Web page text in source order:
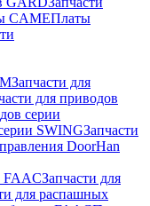
CAMEПлаты
Запчасти для
для приводов
серии
SWINGЗапчасти
DoorHan
FAACЗапчасти для
для распашных